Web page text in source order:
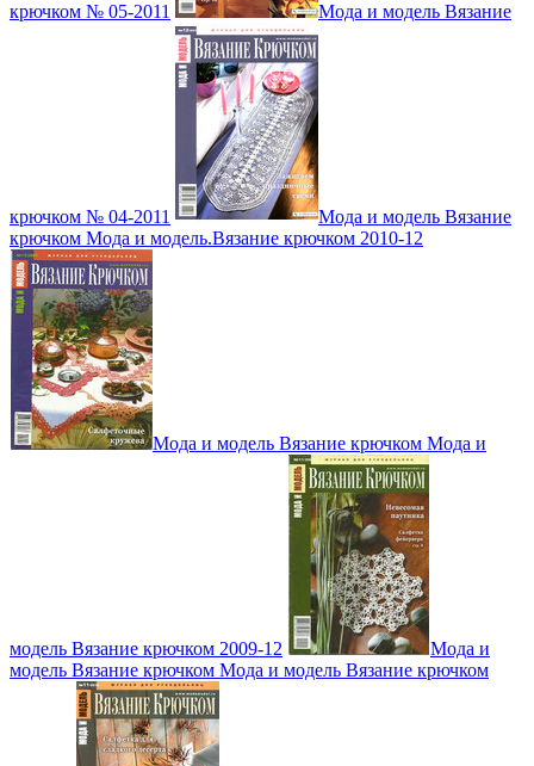
крючком № 05-2011 Мода и модель Вязание
крючком № 04-2011
Мода и модель Вязание
крючком Мода и модель.Вязание крючком 2010-12
Мода и модель Вязание крючком Мода и
модель Вязание крючком 2009-12
Мода и
модель Вязание крючком Мода и модель Вязание крючком